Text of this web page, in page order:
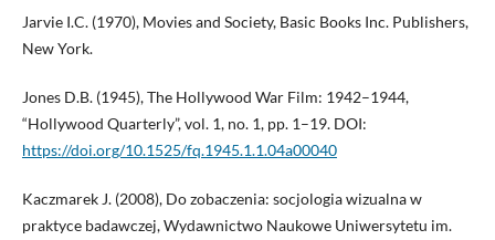
Jarvie I.C. (1970), Movies and Society, Basic Books Inc. Publishers,
New York.
Jones D.B. (1945), The Hollywood War Film: 1942–1944,
“Hollywood Quarterly”, vol. 1, no. 1, pp. 1–19. DOI:
https://doi.org/10.1525/fq.1945.1.1.04a00040
Kaczmarek J. (2008), Do zobaczenia: socjologia wizualna w
praktyce badawczej, Wydawnictwo Naukowe Uniwersytetu im.